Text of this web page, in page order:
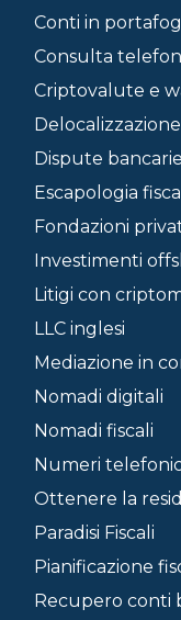
Conti in
Consulta
Criptovalute e
Delocalizzazione
Dispute bancarie
Escapologia
Fondazioni
Investimenti
Litigi con
LLC inglesi
Mediazione in
Nomadi digitali
Nomadi fiscali
Numeri
Ottenere la
Paradisi Fiscali
Pianificazione
Recupero conti